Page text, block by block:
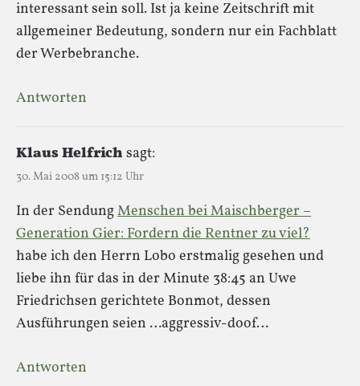
interessant sein soll. Ist ja keine Zeitschrift mit
allgemeiner Bedeutung, sondern nur ein Fachblatt
der Werbebranche.
Antworten
Klaus Helfrich sagt:
30. Mai 2008 um 15:12 Uhr
In der SendungMenschen bei Maischberger –
Generation Gier: Fordern die Rentner zu viel?
habe ich den Herrn Lobo erstmalig gesehen und
liebe ihn für das in der Minute 38:45 an Uwe
Friedrichsen gerichtete Bonmot, dessen
Ausführungen seien …aggressiv-doof…
Antworten